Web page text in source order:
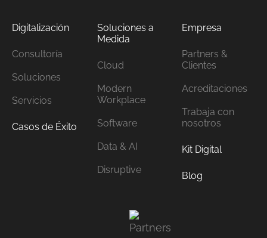
Digitalización
Consultoría
Soluciones
Servicios
Casos de Éxito
Soluciones a
Medida
Cloud
Modern
Workplace
Software
Data & AI
Disruptive
Empresa
Partners &
Clientes
Acreditaciones
Trabaja con
nosotros
Kit Digital
Blog